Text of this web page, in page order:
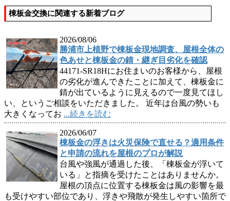
棟板金交換に関連する新着ブログ
2026/08/06
勝浦市上植野で棟板金現地調査、屋根全体の
色あせと棟板金の錆・継ぎ目劣化を確認
44171-SR18Hにお住まいのお客様から、屋根
の劣化が進んできたことに加えて、棟板金に
錆が出ているように見えるので一度見てほし
い、というご相談をいただきました。 近年は台風の勢いも
大きくなってお ...続きを読む
2026/06/07
棟板金の浮きは火災保険で直せる？適用条件
と申請の流れを屋根のプロが解説
台風や強風が通過した後、「棟板金が浮いて
いる」と指摘を受けたことはありませんか。
屋根の頂点に位置する棟板金は風の影響を最
も受けやすい部位であり、浮きや飛散が発生しやすい箇所で